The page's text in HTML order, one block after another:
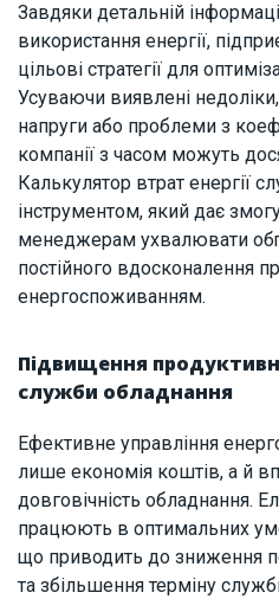
Завдяки детальній
використання енергії,
цільові стратегії для
Усуваючи виявлені
напруги або проблеми з
компанії з часом можуть
Калькулятор втрат енергії
інструментом, який дає
менеджерам ухвалювати
постійного вдосконалення
енергоспоживанням.
Підвищення
служби обладнання
Ефективне управління
лише економія коштів, а й
довговічність обладнання.
працюють в оптимальних
що приводить до зниження
та збільшення терміну